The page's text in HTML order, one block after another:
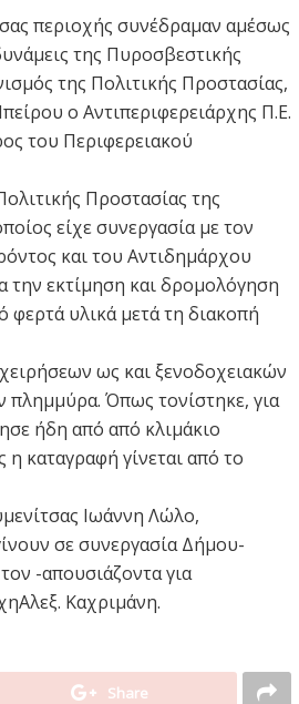
περιοχής συνέδραμαν αμέσως
της Πυροσβεστικής
της Πολιτικής Προστασίας,
ο Αντιπεριφερειάρχης Π.Ε.
του Περιφερειακού
Προστασίας της
είχε συνεργασία με τον
και του Αντιδημάρχου
την εκτίμηση και δρομολόγηση
υλικά μετά τη διακοπή
ως και ξενοδοχειακών
Όπως τονίστηκε, για
ήδη από από κλιμάκιο
η καταγραφή γίνεται από το
Ιωάννη Λώλο,
σε συνεργασία Δήμου-
-απουσιάζοντα για
Καχριμάνη.
Share